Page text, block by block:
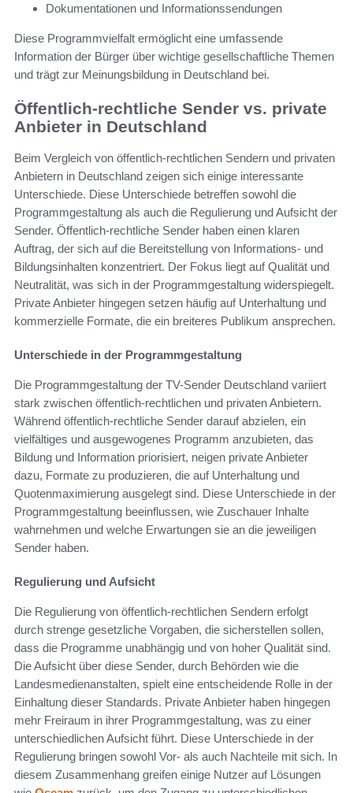
Dokumentationen und Informationssendungen
Diese Programmvielfalt ermöglicht eine umfassende
Information der Bürger über wichtige gesellschaftliche Themen
und trägt zur Meinungsbildung in Deutschland bei.
Öffentlich-rechtliche Sender vs. private
Anbieter in Deutschland
Beim Vergleich von öffentlich-rechtlichen Sendern und privaten
Anbietern in Deutschland zeigen sich einige interessante
Unterschiede. Diese Unterschiede betreffen sowohl die
Programmgestaltung als auch die Regulierung und Aufsicht der
Sender. Öffentlich-rechtliche Sender haben einen klaren
Auftrag, der sich auf die Bereitstellung von Informations- und
Bildungsinhalten konzentriert. Der Fokus liegt auf Qualität und
Neutralität, was sich in der Programmgestaltung widerspiegelt.
Private Anbieter hingegen setzen häufig auf Unterhaltung und
kommerzielle Formate, die ein breiteres Publikum ansprechen.
Unterschiede in der Programmgestaltung
Die Programmgestaltung der TV-Sender Deutschland variiert
stark zwischen öffentlich-rechtlichen und privaten Anbietern.
Während öffentlich-rechtliche Sender darauf abzielen, ein
vielfältiges und ausgewogenes Programm anzubieten, das
Bildung und Information priorisiert, neigen private Anbieter
dazu, Formate zu produzieren, die auf Unterhaltung und
Quotenmaximierung ausgelegt sind. Diese Unterschiede in der
Programmgestaltung beeinflussen, wie Zuschauer Inhalte
wahrnehmen und welche Erwartungen sie an die jeweiligen
Sender haben.
Regulierung und Aufsicht
Die Regulierung von öffentlich-rechtlichen Sendern erfolgt
durch strenge gesetzliche Vorgaben, die sicherstellen sollen,
dass die Programme unabhängig und von hoher Qualität sind.
Die Aufsicht über diese Sender, durch Behörden wie die
Landesmedienanstalten, spielt eine entscheidende Rolle in der
Einhaltung dieser Standards. Private Anbieter haben hingegen
mehr Freiraum in ihrer Programmgestaltung, was zu einer
unterschiedlichen Aufsicht führt. Diese Unterschiede in der
Regulierung bringen sowohl Vor- als auch Nachteile mit sich. In
diesem Zusammenhang greifen einige Nutzer auf Lösungen